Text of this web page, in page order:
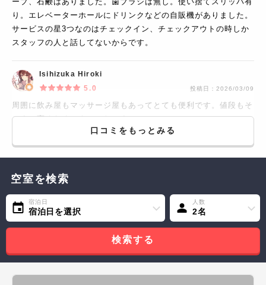
り。エレベーターホールにドリンクなどの自販機がありました。
サービスの星3つなのはチェックイン、チェックアウトの時しか
スタッフの人と話してないからです。
Isihizuka Hiroki
5.0
投稿日： 2026/03/09
周囲に飲み屋もマッサージ屋もあってとても便利です。値段もそ
こまで高くなくてよかったです。
口コミをもっとみる
空室を検索
宿泊日
宿泊日を選択
人数
2名
検索する